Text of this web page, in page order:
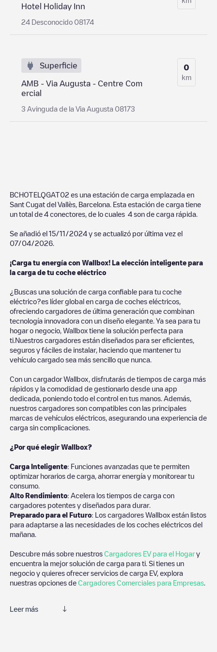
Hotel Holiday Inn
24 Desconocido 08174
Superficie
AMB - Via Augusta - Centre Com
ercial
3 Avinguda de la Via Augusta 08173
0
km
BCHOTELQGAT02 es una estación de carga emplazada en
Sant Cugat del Vallès Barcelona . Esta estación de carga tiene
un total de 4 conectores, de lo cuales 4 son de carga rápida.
Se añadió el 15/11/2024 y se actualizó por última vez el
07/04/2026
¡Carga tu energía con Wallbox! La elección inteligente para
la carga de tu coche eléctrico
¿Buscas una solución de carga confiable para tu coche
eléctrico?es líder global en carga de coches eléctricos,
ofreciendo cargadores de última generación que combinan
tecnología innovadora con un diseño elegante. Ya sea para tu
hogar o negocio, Wallbox tiene la solución perfecta para
ti.Nuestros cargadores están diseñados para ser eficientes,
seguros y fáciles de instalar, haciendo que mantener tu
vehículo cargado sea más sencillo que nunca.
Con un cargador Wallbox, disfrutarás de tiempos de carga más
rápidos y la comodidad de gestionarlo desde una app
dedicada, poniendo todo el control en tus manos. Además,
nuestros cargadores son compatibles con las principales
marcas de vehículos eléctricos, asegurando una experiencia de
carga sin complicaciones.
¿Por qué elegir Wallbox?
Carga Inteligente: Funciones avanzadas que te permiten
optimizar horarios de carga, ahorrar energía y monitorear tu
consumo.
Alto Rendimiento: Acelera los tiempos de carga con
cargadores potentes y diseñados para durar.
Preparado para el Futuro: Los cargadores Wallbox están listos
para adaptarse a las necesidades de los coches eléctricos del
mañana.
Descubre más sobre nuestros Cargadores EV para el Hogary
encuentra la mejor solución de carga para ti. Si tienes un
negocio y quieres ofrecer servicios de carga EV, explora
nuestras opciones de Cargadores Comerciales para Empresas
Leer más